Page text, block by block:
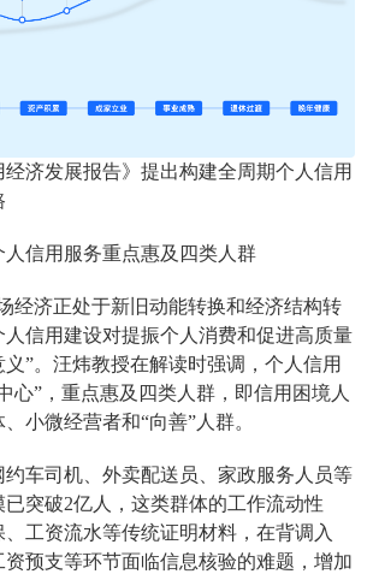
济发展报告》提出构建全周期个人信用
信用服务重点惠及四类人群
经济正处于新旧动能转换和经济结构转
信用建设对提振个人消费和促进高质量
”。汪炜教授在解读时强调，个人信用
心”，重点惠及四类人群，即信用困境人
小微经营者和“向善”人群。
车司机、外卖配送员、家政服务人员等
已突破2亿人，这类群体的工作流动性
工资流水等传统证明材料，在背调入
预支等环节面临信息核验的难题，增加